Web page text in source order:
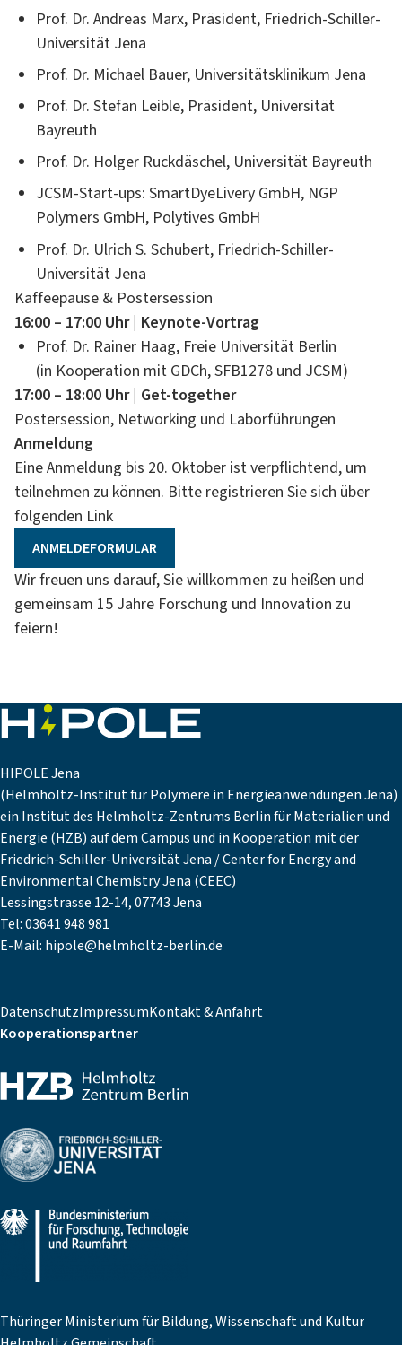
Prof. Dr. Andreas Marx, Präsident, Friedrich-Schiller-
Universität Jena
Prof. Dr. Michael Bauer, Universitätsklinikum Jena
Prof. Dr. Stefan Leible, Präsident, Universität
Bayreuth
Prof. Dr. Holger Ruckdäschel, Universität Bayreuth
JCSM-Start-ups: SmartDyeLivery GmbH, NGP
Polymers GmbH, Polytives GmbH
Prof. Dr. Ulrich S. Schubert, Friedrich-Schiller-
Universität Jena
Kaffeepause & Postersession
16:00 – 17:00 Uhr | Keynote-Vortrag
Prof. Dr. Rainer Haag, Freie Universität Berlin
(in Kooperation mit GDCh, SFB1278 und JCSM)
17:00 – 18:00 Uhr | Get-together
Postersession, Networking und Laborführungen
Anmeldung
Eine Anmeldung bis 20. Oktober ist verpflichtend, um
teilnehmen zu können. Bitte registrieren Sie sich über
folgenden Link
ANMELDEFORMULAR
Wir freuen uns darauf, Sie willkommen zu heißen und
gemeinsam 15 Jahre Forschung und Innovation zu
feiern!
HIPOLE Jena
(Helmholtz-Institut für Polymere in Energieanwendungen Jena)
ein Institut des Helmholtz-Zentrums Berlin für Materialien und
Energie (HZB) auf dem Campus und in Kooperation mit der
Friedrich-Schiller-Universität Jena / Center for Energy and
Environmental Chemistry Jena (CEEC)
Lessingstrasse 12-14, 07743 Jena
Tel: 03641 948 981
E-Mail: hipole@helmholtz-berlin.de
DatenschutzImpressumKontakt & Anfahrt
Kooperationspartner
Thüringer Ministerium für Bildung, Wissenschaft und Kultur